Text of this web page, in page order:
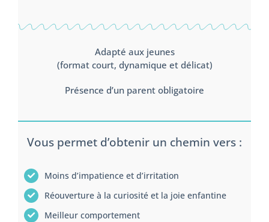
Adapté aux jeunes
(format court, dynamique et délicat)
Présence d’un parent obligatoire
Vous permet d’obtenir un chemin vers :
Moins d’impatience et d’irritation
Réouverture à la curiosité et la joie enfantine
Meilleur comportement